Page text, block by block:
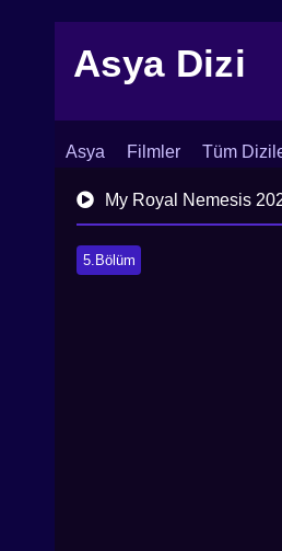
Asya Dizi
Asya Filmler Tüm
İletişim Blog Dizi Arşivi
My Royal Nemesis
5.Bölüm